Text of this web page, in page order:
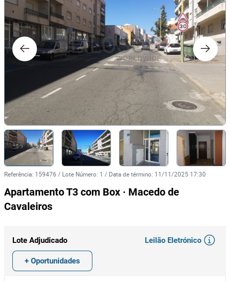
Referência: 159476 / Lote Número: 1 / Data de término: 11/11/2025 17:30
Apartamento T3 com Box · Macedo de
Cavaleiros
Lote Adjudicado Leilão Eletrónico
+ Oportunidades